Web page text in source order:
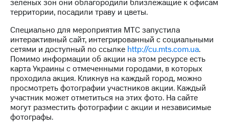
Интервью
Финансовая
отчетность
Контакты
Новости
в
регионе
и акционерам
зеленых зон они облагородили близлежащие к офисам
территории, посадили траву и цветы.
Специально для мероприятия МТС запустила
интерактивный сайт, интегрированный с социальными
сетями и доступный по ссылке http://cu.mts.com.ua.
Помимо информации об акции на этом ресурсе есть
карта Украины с отмеченными городами, в которых
проходила акция. Кликнув на каждый город, можно
просмотреть фотографии участников акции. Каждый
участник может отметиться на этих фото. На сайте
могут разместить фотографии с акции и независимые
фотографы.